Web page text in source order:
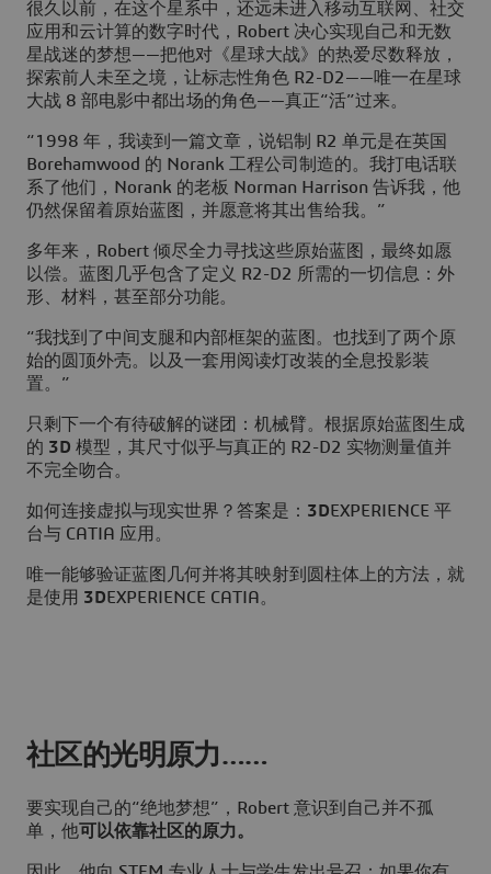
很久以前，在这个星系中，还远未进入移动互联网、社交
应用和云计算的数字时代，Robert 决心实现自己和无数
星战迷的梦想——把他对《星球大战》的热爱尽数释放，
探索前人未至之境，让标志性角色 R2-D2——唯一在星球
大战 8 部电影中都出场的角色——真正“活”过来。
“1998 年，我读到一篇文章，说铝制 R2 单元是在英国
Borehamwood 的 Norank 工程公司制造的。我打电话联
系了他们，Norank 的老板 Norman Harrison 告诉我，他
仍然保留着原始蓝图，并愿意将其出售给我。”
多年来，Robert 倾尽全力寻找这些原始蓝图，最终如愿
以偿。蓝图几乎包含了定义 R2-D2 所需的一切信息：外
形、材料，甚至部分功能。
“我找到了中间支腿和内部框架的蓝图。也找到了两个原
始的圆顶外壳。以及一套用阅读灯改装的全息投影装
置。”
只剩下一个有待破解的谜团：机械臂。根据原始蓝图生成
的 3D 模型，其尺寸似乎与真正的 R2-D2 实物测量值并
不完全吻合。
如何连接虚拟与现实世界？答案是： 3DEXPERIENCE 平
台与 CATIA 应用。
唯一能够验证蓝图几何并将其映射到圆柱体上的方法，就
是使用 3DEXPERIENCE CATIA。
社区的光明原力……
要实现自己的“绝地梦想”，Robert 意识到自己并不孤
单，他可以依靠社区的原力。